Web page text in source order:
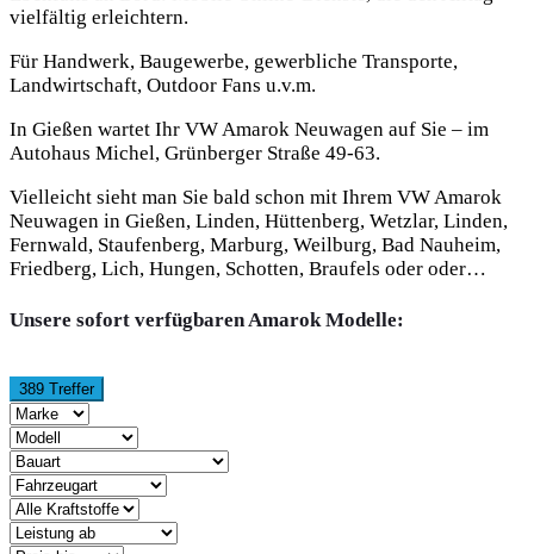
vielfältig erleichtern.
Für Handwerk, Baugewerbe, gewerbliche Transporte,
Landwirtschaft, Outdoor Fans u.v.m.
In Gießen wartet Ihr VW Amarok Neuwagen auf Sie – im
Autohaus Michel, Grünberger Straße 49-63.
Vielleicht sieht man Sie bald schon mit Ihrem VW Amarok
Neuwagen in Gießen, Linden, Hüttenberg, Wetzlar, Linden,
Fernwald, Staufenberg, Marburg, Weilburg, Bad Nauheim,
Friedberg, Lich, Hungen, Schotten, Braufels oder oder…
Unsere sofort verfügbaren Amarok Modelle:
389 Treffer